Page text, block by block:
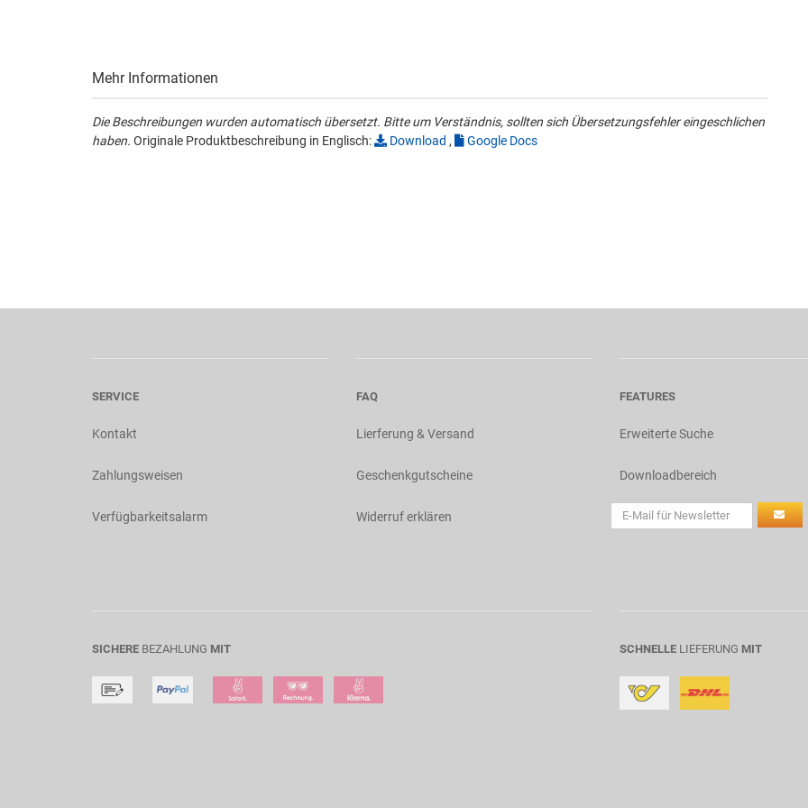
Mehr Informationen
Die Beschreibungen wurden automatisch übersetzt. Bitte um Verständnis, sollten sich Übersetzungsfehler eingeschlichen
haben. Originale Produktbeschreibung in Englisch: Download , Google Docs
SERVICE
Kontakt
Zahlungsweisen
Verfügbarkeitsalarm
FAQ
Lierferung & Versand
Geschenkgutscheine
Widerruf erklären
FEATURES
Erweiterte Suche
Downloadbereich
SICHERE BEZAHLUNG MIT SCHNELLE LIEFERUNG MIT